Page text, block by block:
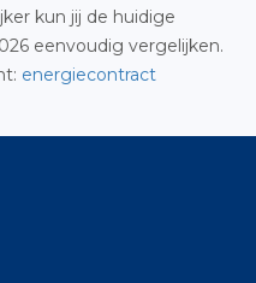
kun jij de huidige
eenvoudig vergelijken.
energiecontract